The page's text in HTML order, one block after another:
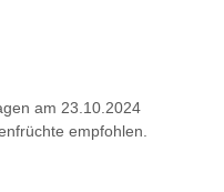
am 23.10.2024
empfohlen.